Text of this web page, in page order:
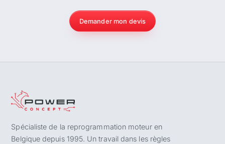
Demander mon devis
Spécialiste de la reprogrammation moteur en
Belgique depuis 1995. Un travail dans les règles